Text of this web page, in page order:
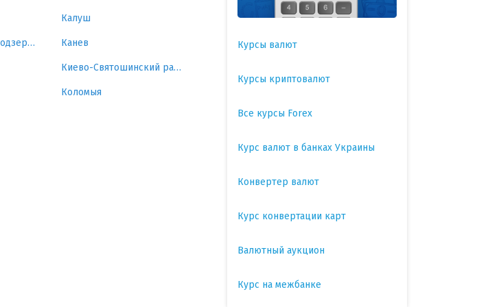
Калуш
Каменское (Днепродзержинск) Канев
Киево-Святошинский район
Коломыя
Курсы валют
Курсы криптовалют
Все курсы Forex
Курс валют в банках Украины
Конвертер валют
Курс конвертации карт
Валютный аукцион
Курс на межбанке